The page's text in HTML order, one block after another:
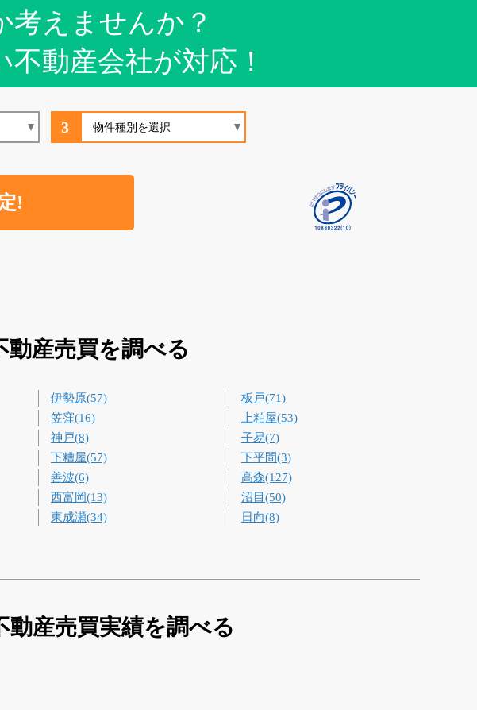
えませんか？
動産会社が対応！
3
動産売買を調べる
伊勢原(57)
板戸(71)
笠窪(16)
上粕屋(53)
神戸(8)
子易(7)
下糟屋(57)
下平間(3)
善波(6)
高森(127)
西富岡(13)
沼目(50)
東成瀬(34)
日向(8)
産売買実績を調べる